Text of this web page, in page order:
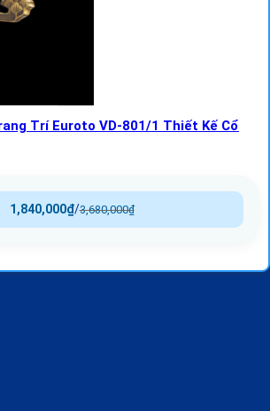
Trí Euroto VD-801/1 Thiết Kế Cổ
3,680,000₫
/
1,840,000₫